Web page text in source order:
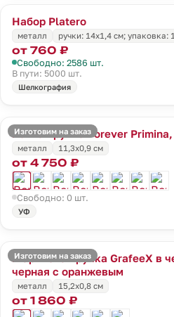
Набор Platero
металл
ручки: 14х1,4 см; упаковка:
от 760 ₽
Свободно: 2586 шт.
В пути: 5000 шт.
Шелкография
Изготовим на заказ
Вечная ручка Forever
металл
11,3x0,9 см
от 4 750 ₽
Свободно: 0 шт.
УФ
Изготовим на заказ
Шариковая ручка GrafeeX в
черная с оранжевым
металл 15,2x0,8 см
от 1 860 ₽